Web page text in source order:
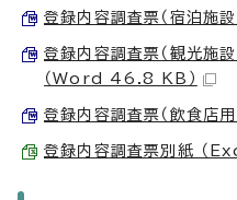
登録内容調査票（宿泊施
登録内容調査票（観光施設
（Word 46.8 KB）
登録内容調査票（飲食店
登録内容調査票別紙 （